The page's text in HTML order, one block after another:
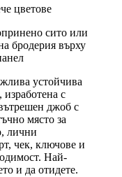
цветове
сито или
бродерия върху
устойчива
с
джоб с
място за
лични
чек, ключове и
Най-
и да отидете.